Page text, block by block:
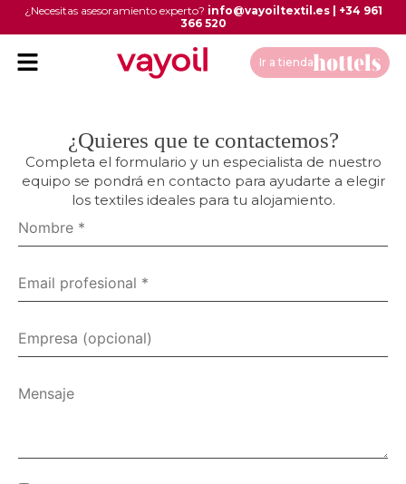
¿Necesitas asesoramiento experto? info@vayoiltextil.es| +34 961
366 520
Ir a tienda
¿Quieres que te contactemos?
Completa el formulario y un especialista de nuestro
equipo se pondrá en contacto para ayudarte a elegir
los textiles ideales para tu alojamiento.